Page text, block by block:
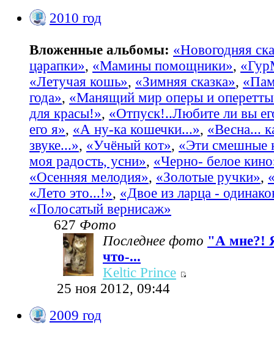
2010 год
Вложенные альбомы: «Новогодняя
царапки», «Мамины помощники»,
«Летучая кошь», «Зимняя сказка»,
года», «Манящий мир оперы и
для красы!», «Отпуск!..Любите ли вы
его я», «А ну-ка кошечки...», «Весна...
звуке...», «Учёный кот», «Эти смешные
моя радость, усни», «Черно- белое
«Осенняя мелодия», «Золотые ручки»,
«Лето это...!», «Двое из ларца -
«Полосатый вернисаж»
627 Фото
Последнее фото "А мне?!
что-...
Keltic Prince
25 ноя 2012, 09:44
2009 год